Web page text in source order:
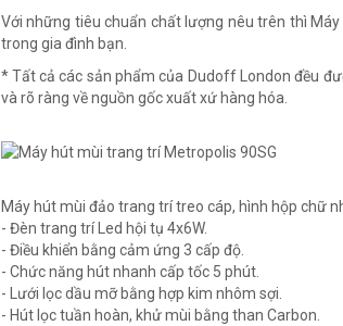
Với những tiêu chuẩn chất lượng nêu trên thì
trong gia đình bạn.
* Tất cả các sản phẩm của Dudoff London đều
và rõ ràng về nguồn gốc xuất xứ hàng hóa.
Máy hút mùi đảo trang trí treo cáp, hình hộp chữ
- Đèn trang trí Led hội tụ 4x6W.
- Điều khiển bằng cảm ứng 3 cấp độ.
- Chức năng hút nhanh cấp tốc 5 phút.
- Lưới lọc dầu mỡ bằng hợp kim nhôm sợi.
- Hút lọc tuần hoàn, khử mùi bằng than Carbon.